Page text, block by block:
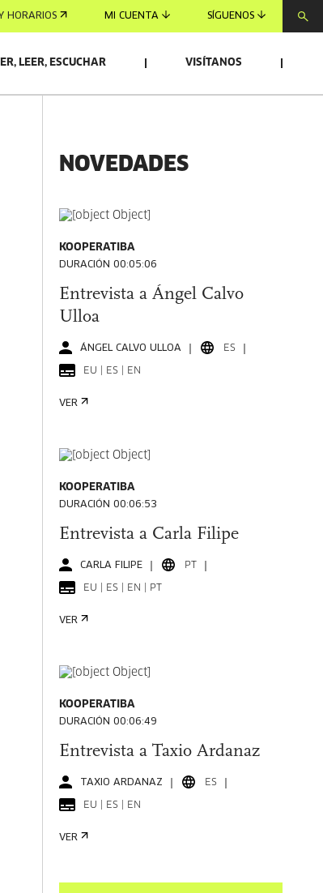
HORARIOS MI CUENTA SÍGUENOS
LEER, ESCUCHAR VISÍTANOS
NOVEDADES
KOOPERATIBA
DURACIÓN 00:05:06
Entrevista a Ángel Calvo
Ulloa
ÁNGEL CALVO ULLOA ES
EU | ES | EN
VER
KOOPERATIBA
DURACIÓN 00:06:53
Entrevista a Carla Filipe
CARLA FILIPE PT
EU | ES | EN | PT
VER
KOOPERATIBA
DURACIÓN 00:06:49
Entrevista a Taxio Ardanaz
TAXIO ARDANAZ ES
EU | ES | EN
VER